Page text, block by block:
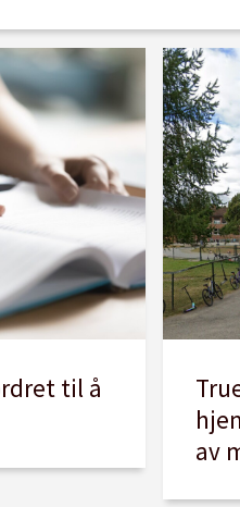
til å
av